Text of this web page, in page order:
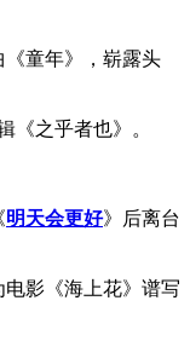
《童年》，崭露头
《之乎者也》。
明天会更好》后离台
影《海上花》谱写